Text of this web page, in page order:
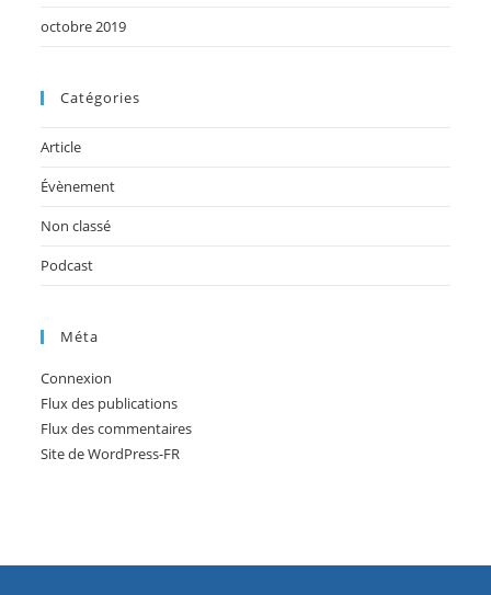
octobre 2019
Catégories
Article
Évènement
Non classé
Podcast
Méta
Connexion
Flux des publications
Flux des commentaires
Site de WordPress-FR